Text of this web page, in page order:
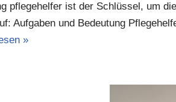
pflegehelfer ist der Schlüssel, um
Aufgaben und Bedeutung
»